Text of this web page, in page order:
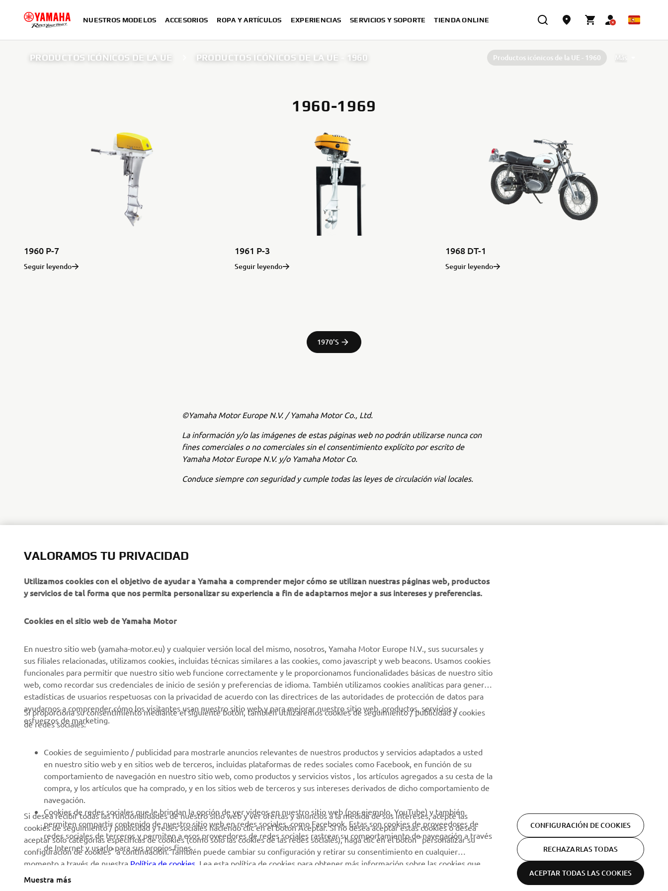
NUESTROS MODELOS ACCESORIOS ROPA Y ARTÍCULOS EXPERIENCIAS SERVICIOS Y SOPORTE TIENDA ONLINE
PRODUCTOS ICÓNICOS DE LA UE PRODUCTOS ICÓNICOS DE LA UE - 1960
Productos icónicos de la UE - 1960
Productos icónicos de la UE - 2010
40º aniversario de la TÉNÉRÉ
Más
1960-1969
1960 P-7
Seguir leyendo
1961 P-3
Seguir leyendo
1968 DT-1
Seguir leyendo
1970'S
©Yamaha Motor Europe N.V. / Yamaha Motor Co., Ltd.
La información y/o las imágenes de estas páginas web no podrán utilizarse nunca con
fines comerciales o no comerciales sin el consentimiento explícito por escrito de
Yamaha Motor Europe N.V. y/o Yamaha Motor Co.
Conduce siempre con seguridad y cumple todas las leyes de circulación vial locales.
Sobre nosotros
Eventos
Catálogos
Conviértase en
Política de derechos
humanos
Política Básica de
Sostenibilidad
Canal de denuncias
Informe Público País por
País
NEO's Delivery
Golf / Buggys B2B
Equipos de Intervención
Autoescuelas
Robotics
Portal de Información
técnica para reparadores
independientes
Ficha de datos de
MyYamaha
Yamaha Motor Global
Atención al Cliente
Localizador de
Concesionarios
Gestión de Baterías
Sé el primero en enterarte de las últimas ofertas, eventos
Lea nuestra Política de Privacidad para saber cómo procesamos
sus datos personales:
Spain (Spanish) Declaración de privacidad Aviso legal
VALORAMOS TU PRIVACIDAD
Utilizamos cookies con el objetivo de ayudar a Yamaha a comprender mejor cómo se utilizan nuestras páginas web, productos
y servicios de tal forma que nos permita personalizar su experiencia a fin de adaptarnos mejor a sus intereses y preferencias.
Cookies en el sitio web de Yamaha Motor
En nuestro sitio web (yamaha-motor.eu) y cualquier versión local del mismo, nosotros, Yamaha Motor Europe N.V., sus sucursales y
sus filiales relacionadas, utilizamos cookies, incluidas técnicas similares a las cookies, como javascript y web beacons. Usamos cookies
funcionales para permitir que nuestro sitio web funcione correctamente y le proporcionamos funcionalidades básicas de nuestro sitio
web, como recordar sus credenciales de inicio de sesión y preferencias de idioma. También utilizamos cookies analíticas para generar
estadísticas de usuarios respetuosas con la privacidad de acuerdo con las directrices de las autoridades de protección de datos para
ayudarnos a comprender cómo los visitantes usan nuestro sitio web y para mejorar nuestro sitio web, productos, servicios y
esfuerzos de marketing.
Si proporciona su consentimiento mediante el siguiente botón, también utilizaremos cookies de seguimiento / publicidad y cookies
de redes sociales:
Cookies de seguimiento / publicidad para mostrarle anuncios relevantes de nuestros productos y servicios adaptados a usted
en nuestro sitio web y en sitios web de terceros, incluidas plataformas de redes sociales como Facebook, en función de su
comportamiento de navegación en nuestro sitio web, como productos y servicios vistos , los artículos agregados a su cesta de la
compra, y los artículos que ha comprado, y en los sitios web de terceros y sus intereses derivados de dicho comportamiento de
navegación.
Cookies de redes sociales que le brindan la opción de ver videos en nuestro sitio web (por ejemplo, YouTube) y también
permiten compartir contenido de nuestro sitio web en redes sociales, como Facebook. Estas son cookies de proveedores de
redes sociales de terceros y permiten a esos proveedores de redes sociales rastrear su comportamiento de navegación a través
de Internet y usarlo para sus propios fines.
Si desea recibir todas las funcionalidades de nuestro sitio web y ver ofertas y anuncios a la medida de sus intereses, acepte las
cookies de seguimiento / publicidad y redes sociales haciendo clic en el botón Aceptar. Si no desea aceptar estas cookies o desea
aceptar solo categorías específicas de cookies (como solo las cookies de las redes sociales), haga clic en el botón "personalizar su
configuración de cookies" a continuación. También puede cambiar su configuración y retirar su consentimiento en cualquier
momento a través de nuestra Política de cookies . Lea esta política de cookies para obtener más información sobre las cookies que
utilizamos y cómo las utilizamos.
Muestra más
CONFIGURACIÓN DE COOKIES
RECHAZARLAS TODAS
ACEPTAR TODAS LAS COOKIES